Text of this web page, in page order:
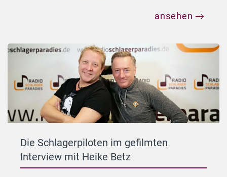
ansehen
Die Schlagerpiloten im gefilmten
Interview mit Heike Betz